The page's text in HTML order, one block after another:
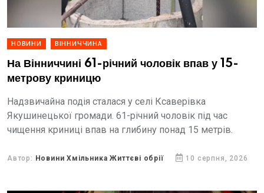
НОВИНИ ВІННИЧЧИНА
На Вінниччині 61-річний чоловік впав у 15-
метрову криницю
Надзвичайна подія сталася у селі Ксаверівка
Якушинецької громади. 61-річний чоловік під час
чищення криниці впав на глибину понад 15 метрів.
Автор: Новини Хмільника Життєві обрії 10 серпня, 2026